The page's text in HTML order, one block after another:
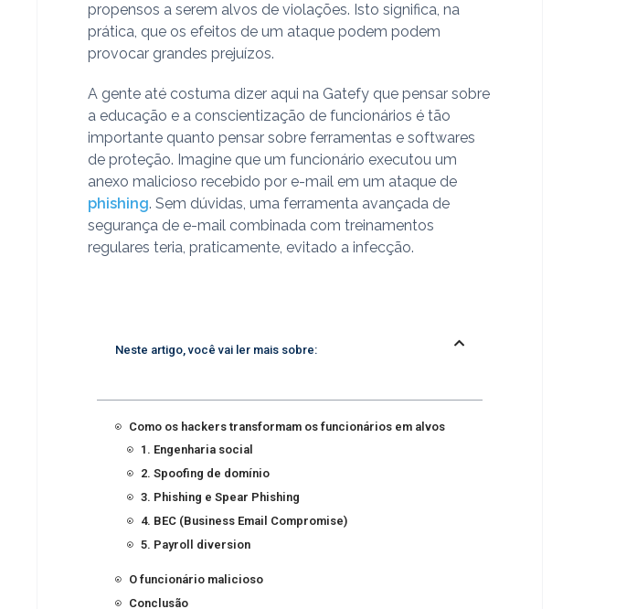
propensos a serem alvos de violações. Isto significa, na
prática, que os efeitos de um ataque podem podem
provocar grandes prejuízos.
A gente até costuma dizer aqui na Gatefy que pensar sobre
a educação e a conscientização de funcionários é tão
importante quanto pensar sobre ferramentas e softwares
de proteção. Imagine que um funcionário executou um
anexo malicioso recebido por e-mail em um ataque de
phishing. Sem dúvidas, uma ferramenta avançada de
segurança de e-mail combinada com treinamentos
regulares teria, praticamente, evitado a infecção.
Neste artigo, você vai ler mais sobre:
Como os hackers transformam os funcionários em alvos
1. Engenharia social
2. Spoofing de domínio
3. Phishing e Spear Phishing
4. BEC (Business Email Compromise)
5. Payroll diversion
O funcionário malicioso
Conclusão